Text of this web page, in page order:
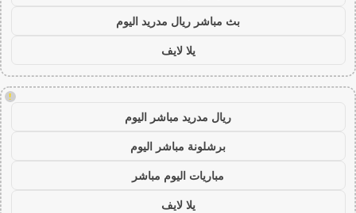
بث مباشر ريال مدريد اليوم
يلا لايف
!
ريال مدريد مباشر اليوم
برشلونة مباشر اليوم
مباريات اليوم مباشر
يلا لايف